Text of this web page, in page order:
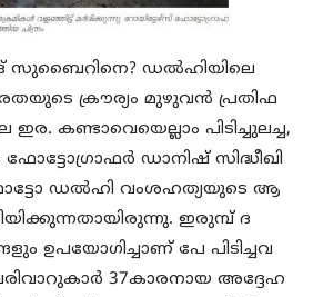
സുബൈറിനെ? ഡല്‍ഹിയിലെ
ക്രൗര്യം മുഴുവൻ പ്രതിഫ
ഇര. കണ്ടാവെയെല്ലാം പിടിച്ചുലച്ച,
ഡാനിഷ്​ സിദ്ധീഖി
ഡൽഹി വംശഹത്യയുടെ ആ
ഇരുമ്പ്​ ദ
ഉപയോഗിച്ചാണ്​​ പേ പിടിച്ചവ
37കാരനായ അദ്ദേഹ